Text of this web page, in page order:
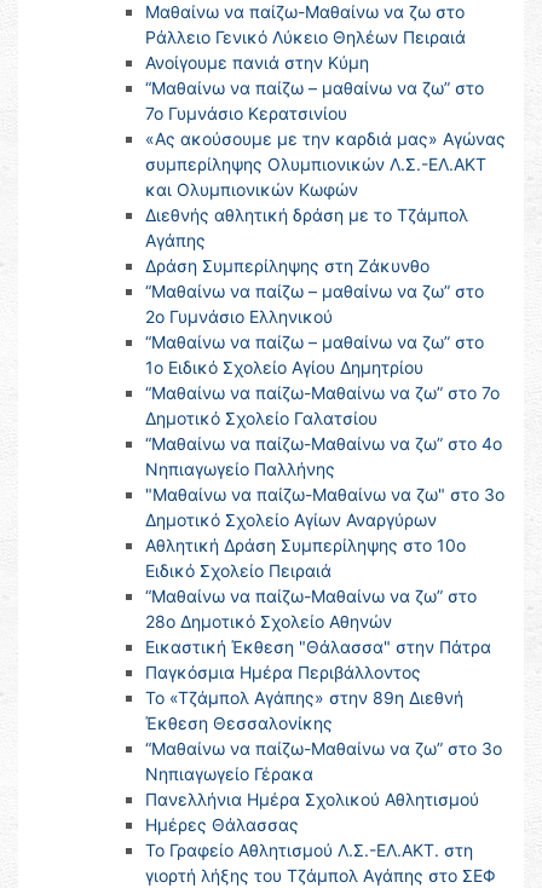
Μαθαίνω να παίζω-Μαθαίνω να ζω στο
Ράλλειο Γενικό Λύκειο Θηλέων Πειραιά
Ανοίγουμε πανιά στην Κύμη
“Μαθαίνω να παίζω – μαθαίνω να ζω” στο
7ο Γυμνάσιο Κερατσινίου
«Ας ακούσουμε με την καρδιά μας» Αγώνας
συμπερίληψης Ολυμπιονικών Λ.Σ.-ΕΛ.ΑΚΤ
και Ολυμπιονικών Κωφών
Διεθνής αθλητική δράση με το Τζάμπολ
Αγάπης
Δράση Συμπερίληψης στη Ζάκυνθο
“Μαθαίνω να παίζω – μαθαίνω να ζω” στο
2ο Γυμνάσιο Ελληνικού
“Μαθαίνω να παίζω – μαθαίνω να ζω” στο
1ο Ειδικό Σχολείο Αγίου Δημητρίου
“Μαθαίνω να παίζω-Μαθαίνω να ζω” στο 7ο
Δημοτικό Σχολείο Γαλατσίου
“Μαθαίνω να παίζω-Μαθαίνω να ζω” στο 4ο
Νηπιαγωγείο Παλλήνης
"Μαθαίνω να παίζω-Μαθαίνω να ζω" στο 3ο
Δημοτικό Σχολείο Αγίων Αναργύρων
Αθλητική Δράση Συμπερίληψης στο 10ο
Ειδικό Σχολείο Πειραιά
“Μαθαίνω να παίζω-Μαθαίνω να ζω” στο
28ο Δημοτικό Σχολείο Αθηνών
Εικαστική Έκθεση "Θάλασσα" στην Πάτρα
Παγκόσμια Ημέρα Περιβάλλοντος
Το «Τζάμπολ Αγάπης» στην 89η Διεθνή
Έκθεση Θεσσαλονίκης
“Μαθαίνω να παίζω-Μαθαίνω να ζω” στο 3ο
Νηπιαγωγείο Γέρακα
Πανελλήνια Ημέρα Σχολικού Αθλητισμού
Ημέρες Θάλασσας
Το Γραφείο Αθλητισμού Λ.Σ.-ΕΛ.ΑΚΤ. στη
γιορτή λήξης του Τζάμπολ Αγάπης στο ΣΕΦ